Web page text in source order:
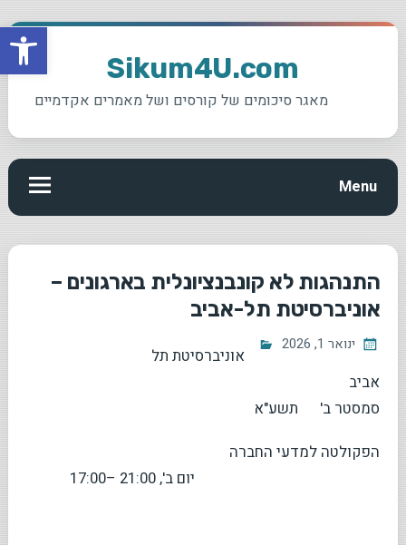
פתח
Skip
Sikum4U.com
מאגר סיכומים של קורסים ושל מאמרים אקדמיים
Menu
התנהגות לא קונבנציונלית בארגונים –
אוניברסיטת תל-אביב
ינואר 1, 2026
אוניברסיטת תל
אביב
סמסטר ב' תשע"א
הפקולטה למדעי החברה
יום ב', 21:00 –17:00